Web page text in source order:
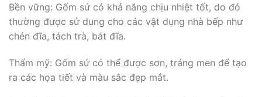
Bền vững: Gốm sứ có khả năng chịu nhiệt tốt, do đó
thường được sử dụng cho các vật dụng nhà bếp như
chén đĩa, tách trà, bát đĩa.
Thẩm mỹ: Gốm sứ có thể được sơn, tráng men để tạo
ra các họa tiết và màu sắc đẹp mắt.